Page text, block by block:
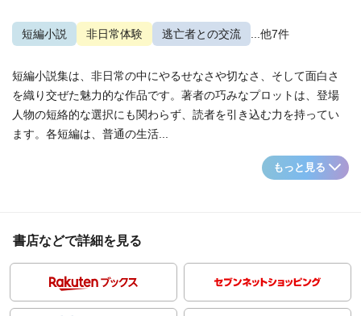
短編小説 非日常体験 逃亡者との交流 ...他7件
短編小説集は、非日常の中にやるせなさや切なさ、そして面白さ
を織り交ぜた魅力的な作品です。著者の巧みなプロットは、登場
人物の短絡的な選択にも関わらず、読者を引き込む力を持ってい
ます。各短編は、普通の生活...
もっと見る
書店などで詳細を見る